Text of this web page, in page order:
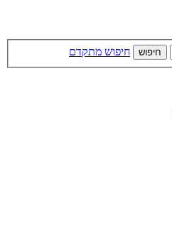
חיפוש חיפוש מתקדם